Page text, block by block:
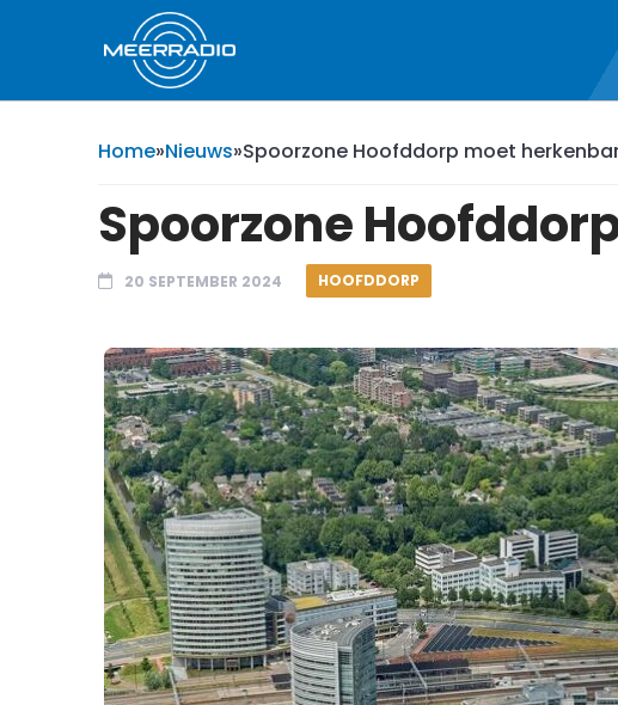
Home»Nieuws»Spoorzone Hoofddorp moet
Spoorzone
20 SEPTEMBER 2024 HOOFDDORP